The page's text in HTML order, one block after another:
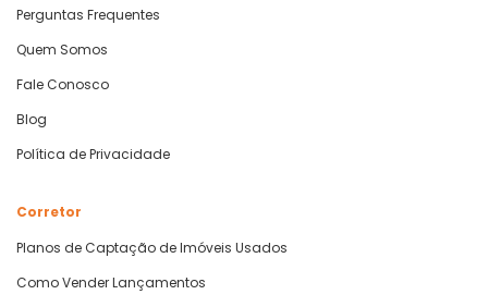
Perguntas Frequentes
Quem Somos
Fale Conosco
Blog
Política de Privacidade
Corretor
Planos de Captação de Imóveis Usados
Como Vender Lançamentos